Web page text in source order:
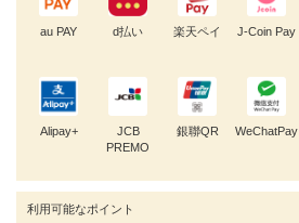
au PAY d払い 楽天ペイ J-Coin Pay
Alipay+
JCB
PREMO
銀聯QR WeChatPay
利用可能なポイント